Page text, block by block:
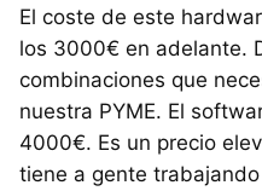
El coste de este
los 3000€ en adelante.
combinaciones que
nuestra PYME. El
4000€. Es un precio
tiene a gente